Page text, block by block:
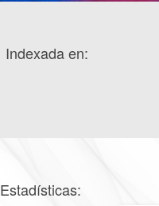
Indexada en:
Estadísticas: